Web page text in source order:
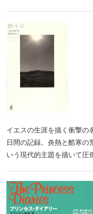
イエスの生涯を描く衝撃の
日間の記録。炎熱と酷寒の
いう現代的主題を描いて圧